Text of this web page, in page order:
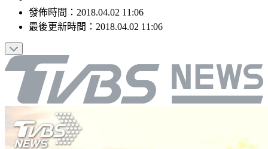
發佈時間： 2018.04.02 11:06
最後更新時間： 2018.04.02 11:06